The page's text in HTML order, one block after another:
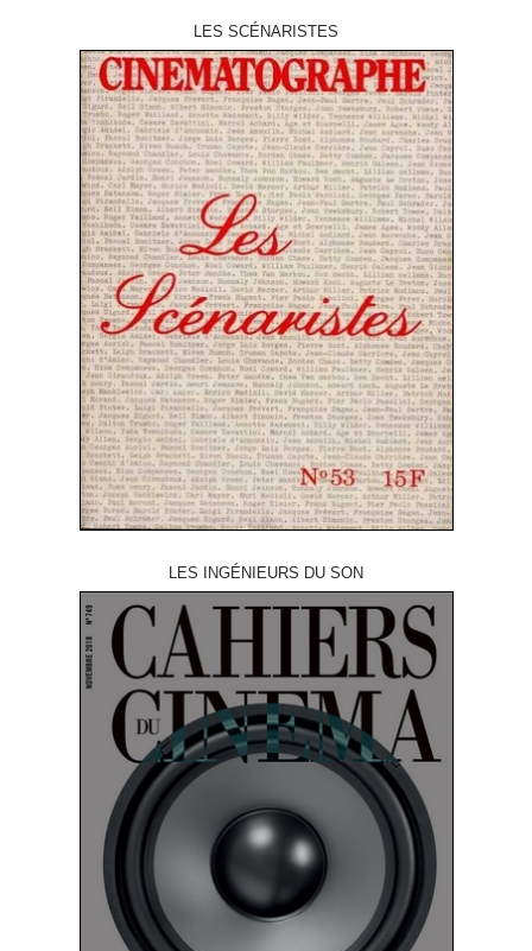
LES SCÉNARISTES
LES INGÉNIEURS DU SON